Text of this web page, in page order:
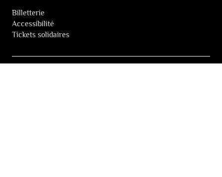
Billetterie
Accessibilité
Tickets solidaires